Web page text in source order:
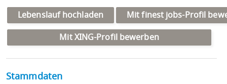
Lebenslauf hochladen
Mit finest jobs-Profil
Mit XING-Profil bewerben
Stammdaten